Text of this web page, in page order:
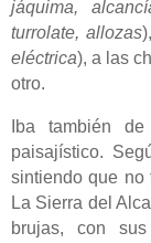
jáquima,
turrolate, allozas
eléctrica), a las
otro.
Iba también
paisajístico.
sintiendo que no
La Sierra del
brujas, con